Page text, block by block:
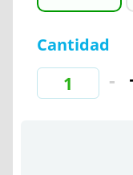
Cantidad